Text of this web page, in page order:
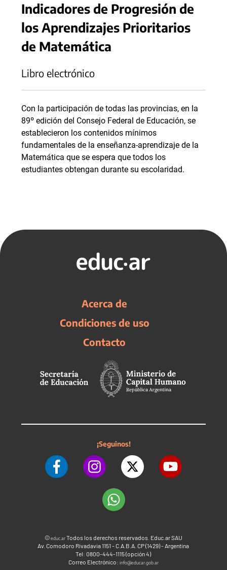
Indicadores de Progresión de
los Aprendizajes Prioritarios
de Matemática
Libro electrónico
Con la participación de todas las provincias, en la
89º edición del Consejo Federal de Educación, se
establecieron los contenidos mínimos
fundamentales de la enseñanza-aprendizaje de la
Matemática que se espera que todos los
estudiantes obtengan durante su escolaridad.
Acerca de
Condiciones de uso
Contacto
¡Seguinos!
©educ.arTodos los derechos reservados. Educ.ar SAU
Av. Comodoro Rivadavia 1151 - C.A.B.A. CP (1429) - Argentina
Tel: 0800-444-1115 (opción 4)
Correo Electrónico: info@educar.gob.ar